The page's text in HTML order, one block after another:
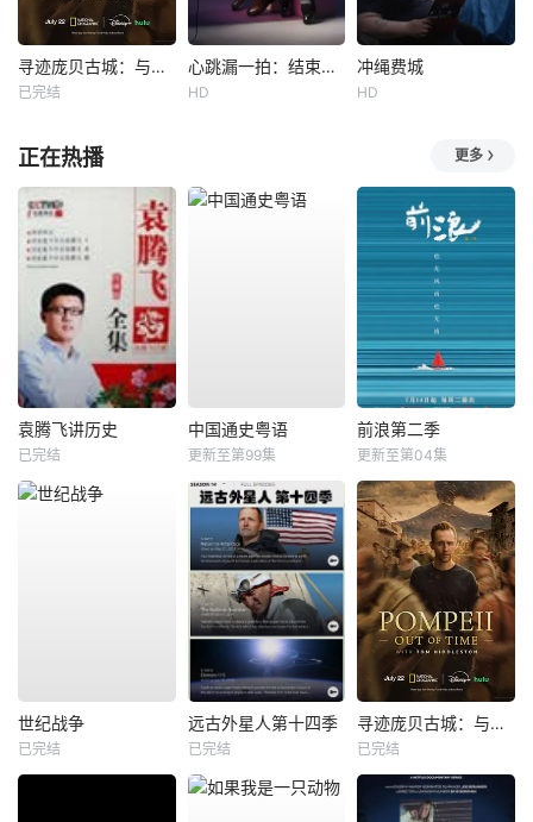
寻迹庞贝古城：与汤姆·希德勒斯顿同行
已完结
心跳漏一拍：结束在一声嗨
HD
冲绳费城
HD
正在热播 更多
袁腾飞讲历史
已完结
中国通史粤语
更新至第99集
前浪第二季
更新至第04集
世纪战争
已完结
远古外星人第十四季
已完结
寻迹庞贝古城：与汤姆·希德勒斯顿同行
已完结